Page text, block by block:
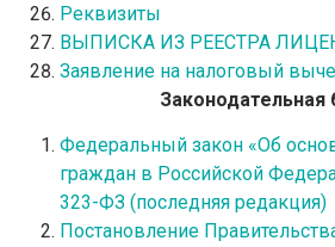
Реквизиты
ВЫПИСКА ИЗ РЕЕСТРА
Заявление на налоговый
Законодательная
Федеральный закон «Об
граждан в Российской
323-ФЗ (последняя редакция)
Постановление